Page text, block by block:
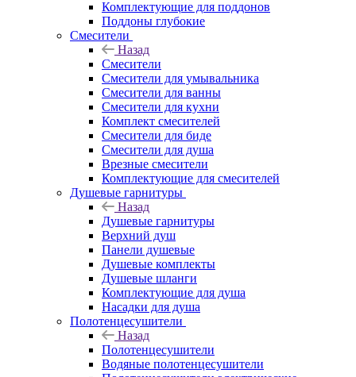
Комплектующие для поддонов
Поддоны глубокие
Смесители
Назад
Смесители
Смесители для умывальника
Смесители для ванны
Смесители для кухни
Комплект смесителей
Смесители для биде
Смесители для душа
Врезные смесители
Комплектующие для смесителей
Душевые гарнитуры
Назад
Душевые гарнитуры
Верхний душ
Панели душевые
Душевые комплекты
Душевые шланги
Комплектующие для душа
Насадки для душа
Полотенцесушители
Назад
Полотенцесушители
Водяные полотенцесушители